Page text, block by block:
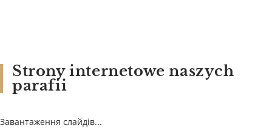
Strony internetowe naszych
parafii
Завантаження слайдів...